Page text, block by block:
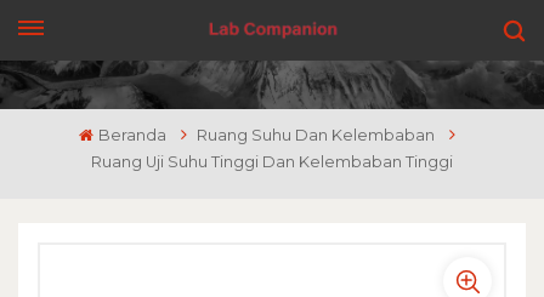
DAPATKAN PENAWARAN
Beranda
Ruang Suhu Dan Kelembaban
Ruang Uji Suhu Tinggi Dan Kelembaban Tinggi